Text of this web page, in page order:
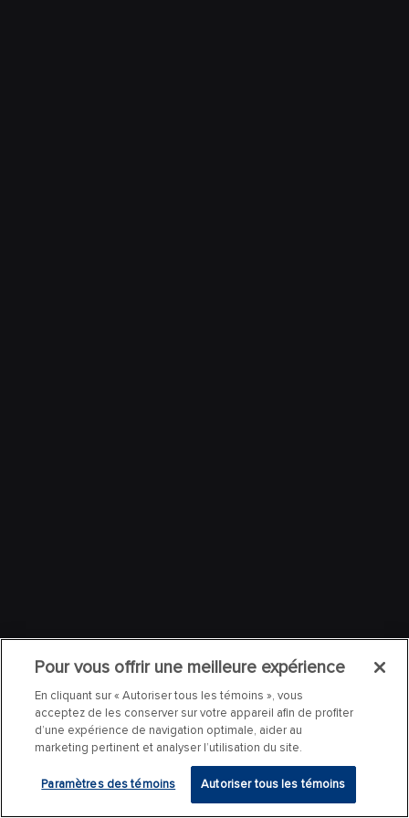
Pour vous offrir une meilleure expérience
En cliquant sur « Autoriser tous les témoins », vous
acceptez de les conserver sur votre appareil afin de profiter
d’une expérience de navigation optimale, aider au
marketing pertinent et analyser l’utilisation du site.
Paramètres des témoins Autoriser tous les témoins